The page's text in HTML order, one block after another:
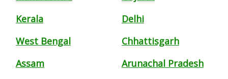
Kerala
Delhi
West Bengal
Chhattisgarh
Assam
Arunachal Pradesh